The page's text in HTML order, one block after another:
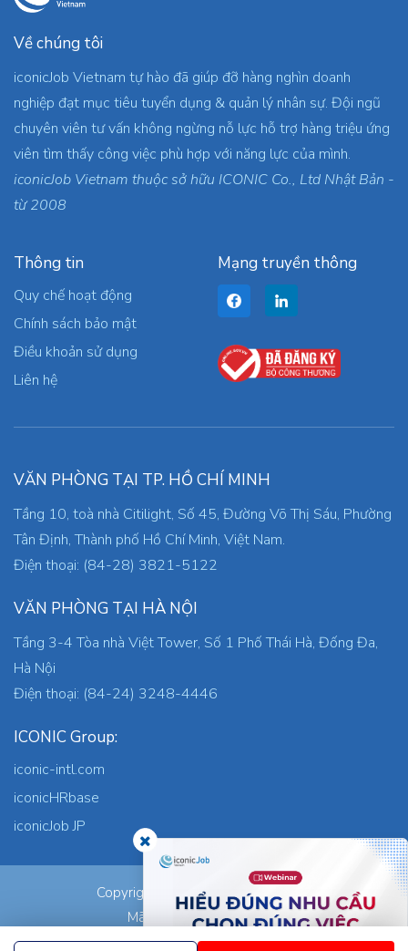
Về chúng tôi
iconicJob Vietnam tự hào đã giúp đỡ hàng nghìn doanh
nghiệp đạt mục tiêu tuyển dụng & quản lý nhân sự. Đội ngũ
chuyên viên tư vấn không ngừng nỗ lực hỗ trợ hàng triệu ứng
viên tìm thấy công việc phù hợp với năng lực của mình.
iconicJob Vietnam thuộc sở hữu ICONIC Co., Ltd Nhật Bản -
từ 2008
Thông tin
Quy chế hoạt động
Chính sách bảo mật
Điều khoản sử dụng
Liên hệ
Mạng truyền thông
VĂN PHÒNG TẠI TP. HỒ CHÍ MINH
Tầng 10, toà nhà Citilight, Số 45, Đường Võ Thị Sáu, Phường
Tân Định, Thành phố Hồ Chí Minh, Việt Nam.
Điện thoại: (84-28) 3821-5122
VĂN PHÒNG TẠI HÀ NỘI
Tầng 3-4 Tòa nhà Việt Tower, Số 1 Phố Thái Hà, Đống Đa,
Hà Nội
Điện thoại: (84-24) 3248-4446
ICONIC Group:
iconic-intl.com
iconicHRbase
iconicJob JP
Copyright © 2026 ICONIC Co., Ltd.
Mã số thuế: 0305745871
Nơi cấp: TP.HCM